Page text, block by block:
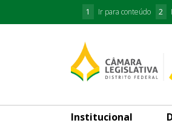
1 Ir para conteúdo 2
Institucional